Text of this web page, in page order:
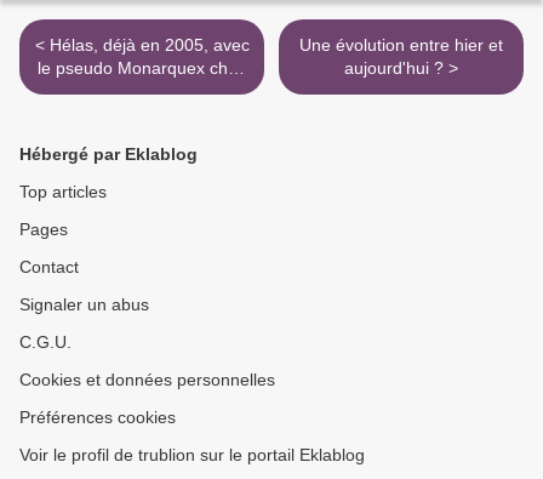
< Hélas, déjà en 2005, avec
le pseudo Monarquex chez
Orange
Une évolution entre hier et
aujourd'hui ? >
Hébergé par Eklablog
Top articles
Pages
Contact
Signaler un abus
C.G.U.
Cookies et données personnelles
Préférences cookies
Voir le profil de trublion sur le portail Eklablog